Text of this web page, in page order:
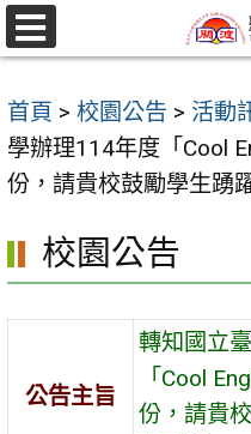
跳
至
要
內
容
選
單
首頁 > 校園公告 > 活動
學辦理114年度「Cool
份，請貴校鼓勵學生踴
校園公告
公告主旨
轉知國立
「Cool
份，請貴